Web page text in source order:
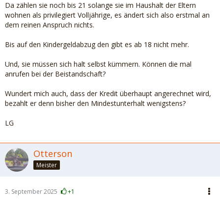
Da zählen sie noch bis 21 solange sie im Haushalt der Eltern
wohnen als privilegiert Volljährige, es ändert sich also erstmal an
dem reinen Anspruch nichts.
Bis auf den Kindergeldabzug den gibt es ab 18 nicht mehr.
Und, sie müssen sich halt selbst kümmern. Können die mal
anrufen bei der Beistandschaft?
Wundert mich auch, dass der Kredit überhaupt angerechnet wird,
bezahlt er denn bisher den Mindestunterhalt wenigstens?
LG
Otterson
Meister
3. September 2025 +1